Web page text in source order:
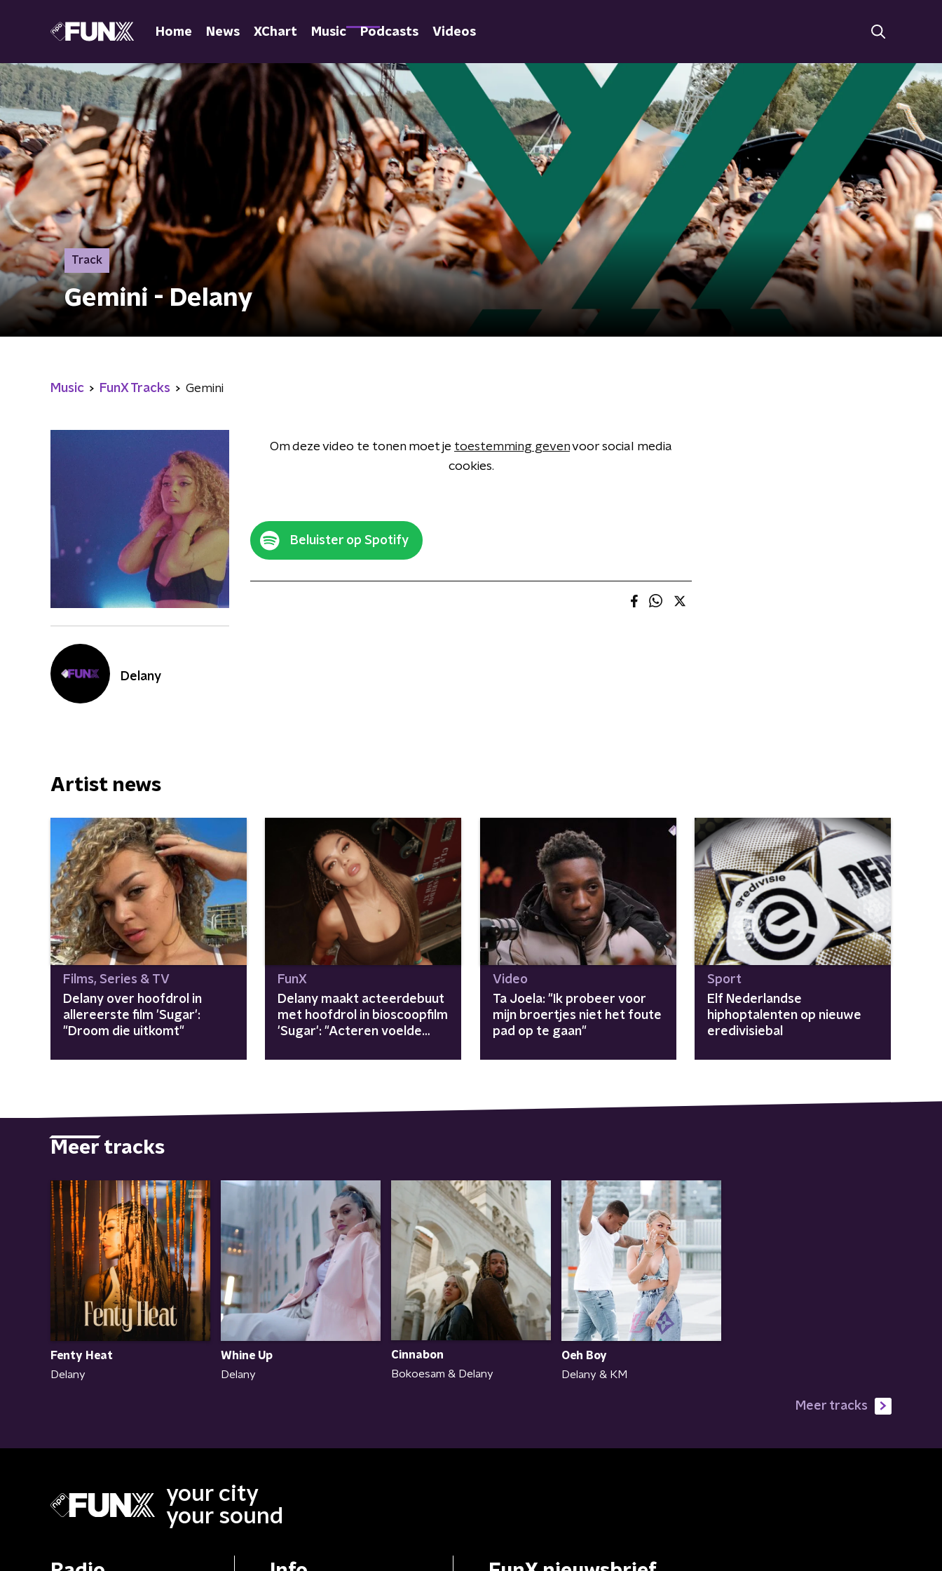
Home News XChart Music Podcasts Videos
Track
Gemini - Delany
Music FunX Tracks Gemini
Delany
Om deze video te tonen moet je toestemming gevenvoor social media
cookies.
Beluister op Spotify
Artist news
Films, Series & TV
Delany over hoofdrol in
allereerste film 'Sugar':
"Droom die uitkomt"
FunX
Delany maakt acteerdebuut
met hoofdrol in bioscoopfilm
'Sugar': "Acteren voelde
Video
Ta Joela: "Ik probeer voor
mijn broertjes niet het foute
pad op te gaan"
Sport
Elf Nederlandse
hiphoptalenten op nieuwe
eredivisiebal
Meer tracks
Fenty Heat
Delany
Whine Up
Delany
Cinnabon
Bokoesam & Delany
Oeh Boy
Delany & KM
Meer tracks
your city
your sound